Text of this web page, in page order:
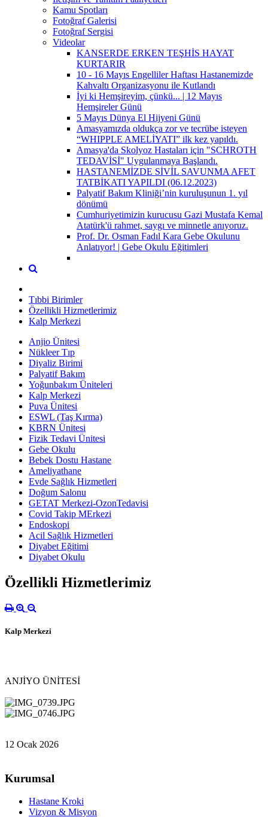
Kamu Spotları
Fotoğraf Galerisi
Fotoğraf Sergisi
Videolar
KANSERDE ERKEN TEŞHİS HAYAT
KURTARIR
10 - 16 Mayıs Engelliler Haftası Hastanemizde
Kahvaltı Organizasyonu ile Kutlandı
İyi ki Hemşireyim, çünkü... | 12 Mayıs
Hemşireler Günü
5 Mayıs Dünya El Hijyeni Günü
Amasyamızda oldukça zor ve tecrübe isteyen
“WHIPPLE AMELİYATI” ilk kez yapıldı.
Amasya'da Skolyoz Hastaları için "SCHROTH
TEDAVİSİ" Uygulanmaya Başlandı.
HASTANEMİZDE SİVİL SAVUNMA AFET
TATBİKATI YAPILDI (06.12.2023)
Palyatif Bakım Kliniği’nin kuruluşunun 1. yıl
dönümü
Cumhuriyetimizin kurucusu Gazi Mustafa Kemal
Atatürk'ü rahmet, saygı ve minnetle anıyoruz.
Prof. Dr. Osman Fadıl Kara Gebe Okulunu
Anlatıyor! | Gebe Okulu Eğitimleri
Tıbbi Birimler
Özellikli Hizmetlerimiz
Kalp Merkezi
Anjio Ünitesi
Nükleer Tıp
Diyaliz Birimi
Palyatif Bakım
Yoğunbakım Üniteleri
Kalp Merkezi
Puva Ünitesi
ESWL (Taş Kırma)
KBRN Ünitesi
Fizik Tedavi Ünitesi
Gebe Okulu
Bebek Dostu Hastane
Ameliyathane
Evde Sağlık Hizmetleri
Doğum Salonu
GETAT Merkezi-OzonTedavisi
Covid Takip MErkezi
Endoskopi
Acil Sağlık Hizmetleri
Diyabet Eğitimi
Diyabet Okulu
Özellikli Hizmetlerimiz
Kalp Merkezi
ANJİYO ÜNİTESİ
12 Ocak 2026
Kurumsal
Hastane Kroki
Vizyon & Misyon